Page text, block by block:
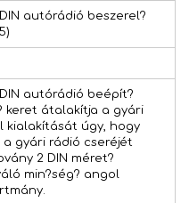
autórádió beszerel?
autórádió beépít?
keret átalakítja a gyári
kialakítását úgy, hogy
gyári rádió cseréjét
2 DIN méret?
min?ség? angol